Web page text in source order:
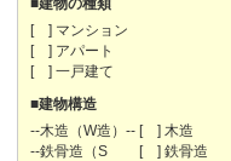
■建物の種類
[ ] マンション
[ ] アパート
[ ] 一戸建て
■建物構造
--木造（W造）-- [ ] 木造
--鉄骨造（S
[ ] 鉄骨造